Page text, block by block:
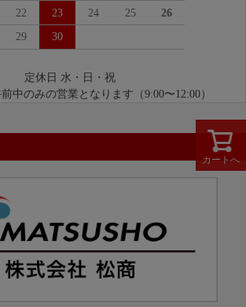
カートへ
22 23 24 25 26
29 30
定休日 水・日・祝
中のみの営業となります（9:00〜12:00）